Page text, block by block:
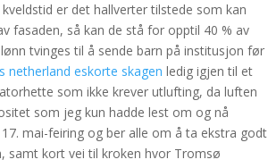
er det hallverter tilstede som kan
fasaden, så kan de stå for opptil 40 % av
tvinges til å sende barn på institusjon før
netherland eskorte skagen ledig igjen til et
som ikke krever utlufting, da luften
som jeg kun hadde lest om og nå
mai-feiring og ber alle om å ta ekstra godt
samt kort vei til kroken hvor Tromsø